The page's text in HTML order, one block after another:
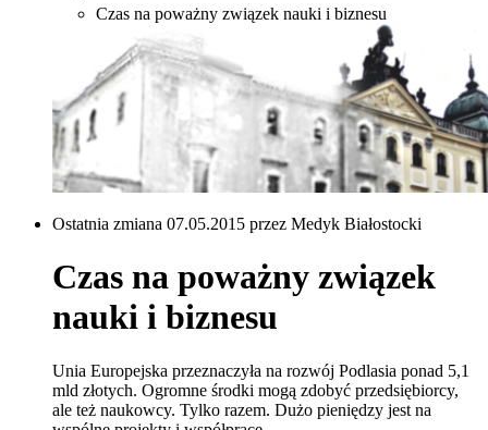
Czas na poważny związek nauki i biznesu
Ostatnia zmiana 07.05.2015 przez Medyk Białostocki
Czas na poważny związek
nauki i biznesu
Unia Europejska przeznaczyła na rozwój Podlasia ponad 5,1
mld złotych. Ogromne środki mogą zdobyć przedsiębiorcy,
ale też naukowcy. Tylko razem. Dużo pieniędzy jest na